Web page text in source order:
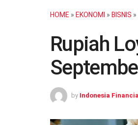
HOME » EKONOMI » BISNIS »
Rupiah
by Indonesia